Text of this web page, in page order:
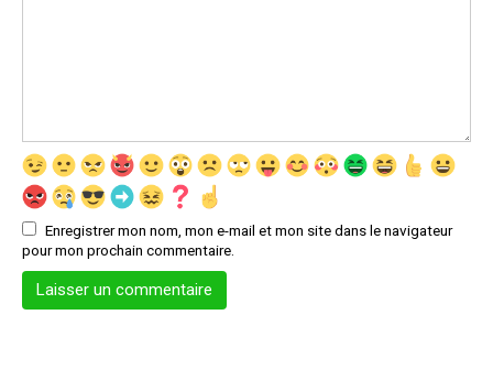
Enregistrer mon nom, mon e-mail et mon site dans le navigateur
pour mon prochain commentaire.